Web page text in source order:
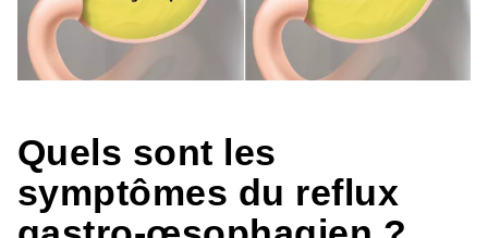
Quels sont les
symptômes du reflux